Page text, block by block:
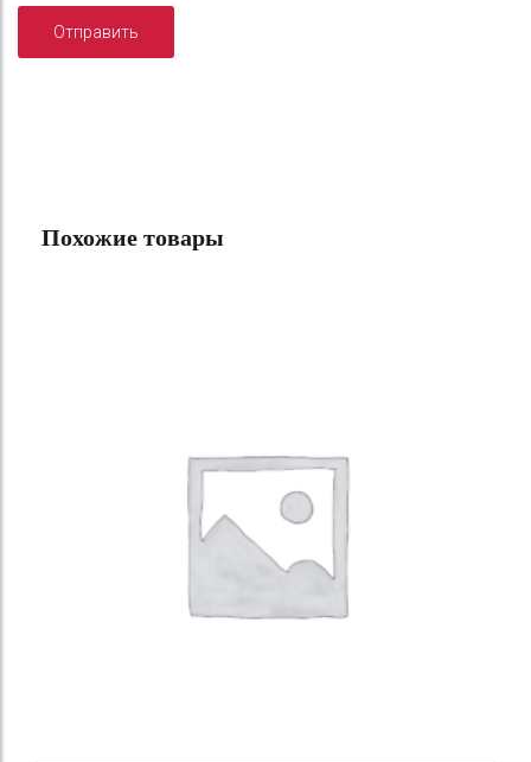
Похожие товары